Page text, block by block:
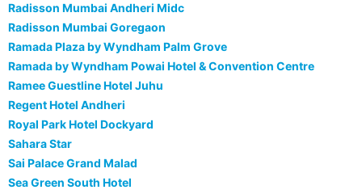
Radisson Mumbai Andheri Midc
Radisson Mumbai Goregaon
Ramada Plaza by Wyndham Palm Grove
Ramada by Wyndham Powai Hotel & Convention Centre
Ramee Guestline Hotel Juhu
Regent Hotel Andheri
Royal Park Hotel Dockyard
Sahara Star
Sai Palace Grand Malad
Sea Green South Hotel